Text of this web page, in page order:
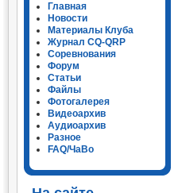
Главная
Новости
Материалы Клуба
Журнал CQ-QRP
Соревнования
Форум
Статьи
Файлы
Фотогалерея
Видеоархив
Аудиоархив
Разное
FAQ/ЧаВо